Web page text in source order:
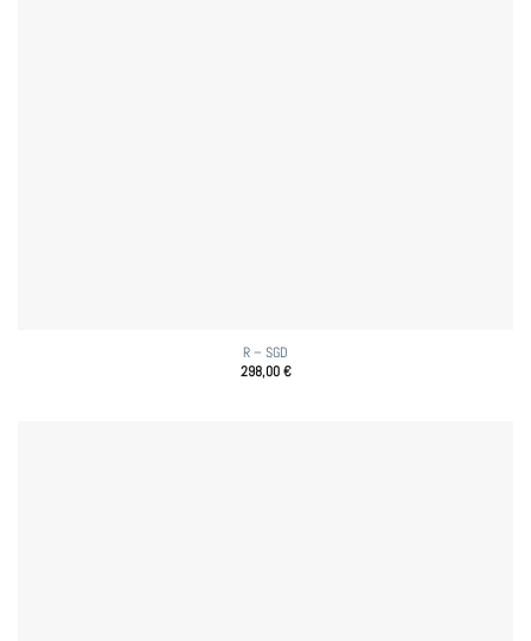
R – SGD
298,00€